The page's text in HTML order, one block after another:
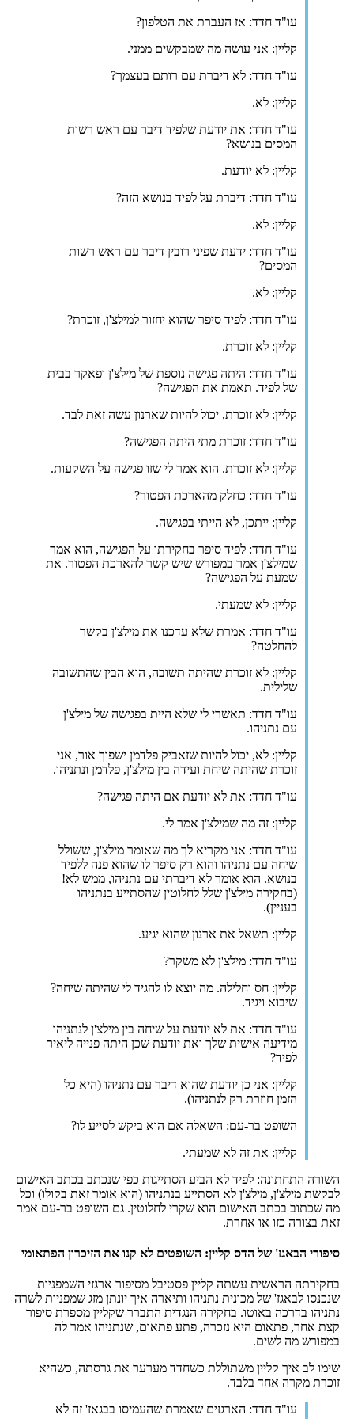
עו"ד חדד: אז העברת את הטלפון?
קליין: אני עושה מה שמבקשים ממני.
עו"ד חדד: לא דיברת עם רותם בעצמך?
קליין: לא.
עו"ד חדד: את יודעת שלפיד דיבר עם ראש רשות
המסים בנושא?
קליין: לא יודעת.
עו"ד חדד: דיברת על לפיד בנושא הזה?
קליין: לא.
עו"ד חדד: ידעת שפיני רובין דיבר עם ראש רשות
המסים?
קליין: לא.
עו"ד חדד: לפיד סיפר שהוא יחזור למילצ'ן, זוכרת?
קליין: לא זוכרת.
עו"ד חדד: היתה פגישה נוספת של מילצ'ן ופאקר בבית
של לפיד. תאמת את הפגישה?
קליין: לא זוכרת, יכול להיות שארנון עשה זאת לבד.
עו"ד חדד: זוכרת מתי היתה הפגישה?
קליין: לא זוכרת. הוא אמר לי שזו פגישה על השקעות.
עו"ד חדד: כחלק מהארכת הפטור?
קליין: ייתכן, לא הייתי בפגישה.
עו"ד חדד: לפיד סיפר בחקירתו על הפגישה, הוא אמר
שמילצ'ן אמר במפורש שיש קשר להארכת הפטור. את
שמעת על הפגישה?
קליין: לא שמעתי.
עו"ד חדד: אמרת שלא עדכנו את מילצ'ן בקשר
להחלטה?
קליין: לא זוכרת שהיתה תשובה, הוא הבין שהתשובה
שלילית.
עו"ד חדד: תאשרי לי שלא היית בפגישה של מילצ'ן
עם נתניהו.
קליין: לא, יכול להיות שזאביק פלדמן ישפוך אור, אני
זוכרת שהיתה שיחת ועידה בין מילצ'ן, פלדמן ונתניהו.
עו"ד חדד: את לא יודעת אם היתה פגישה?
קליין: זה מה שמילצ'ן אמר לי.
עו"ד חדד: אני מקריא לך מה שאומר מילצ'ן, ששולל
שיחה עם נתניהו והוא רק סיפר לו שהוא פנה ללפיד
בנושא. הוא אומר לא דיברתי עם נתניהו, ממש לא!
(בחקירה מילצ'ן שלל לחלוטין שהסתייע בנתניהו
בעניין).
קליין: תשאל את ארנון שהוא יגיע.
עו"ד חדד: מילצ'ן לא משקר?
קליין: חס וחלילה. מה יוצא לו להגיד לי שהיתה שיחה?
שיבוא ויגיד.
עו"ד חדד: את לא יודעת על שיחה בין מילצ'ן לנתניהו
מידיעה אישית שלך ואת יודעת שכן היתה פנייה ליאיר
לפיד?
קליין: אני כן יודעת שהוא דיבר עם נתניהו (היא כל
הזמן חוזרת רק לנתניהו).
השופט בר-עם: השאלה אם הוא ביקש לסייע לו?
קליין: את זה לא שמעתי.
השורה התחתונה: לפיד לא הביע הסתייגות כפי שנכתב בכתב האישום
לבקשת מילצ'ן, מילצ'ן לא הסתייע בנתניהו (הוא אומר זאת בקולו) וכל
מה שכתוב בכתב האישום הוא שקרי לחלוטין. גם השופט בר-עם אמר
זאת בצורה כזו או אחרת.
סיפורי הבאגז' של הדס קליין: השופטים לא קנו את הזיכרון הפתאומי
בחקירתה הראשית עשתה קליין פסטיבל מסיפור ארגזי השמפניות
שנכנסו לבאגז' של מכונית נתניהו ותיארה איך יונתן מזג שמפניות לשרה
נתניהו בדרכה באוטו. בחקירה הנגדית התברר שקליין מספרת סיפור
קצת אחר, פתאום היא נזכרה, פתע פתאום, שנתניהו אמר לה
במפורש מה לשים.
שימו לב איך קליין משתוללת כשחדד מערער את גרסתה, כשהיא
זוכרת מקרה אחד בלבד.
עו"ד חדד: הארגזים שאמרת שהעמיסו בבגאז' זה לא